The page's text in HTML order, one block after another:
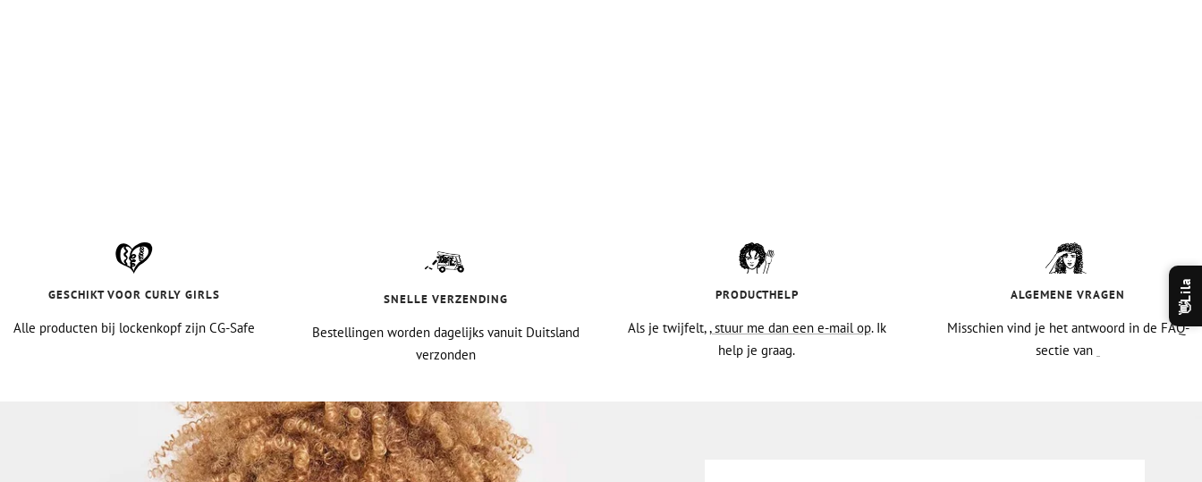
GESCHIKT VOOR CURLY GIRLS
Alle producten bij lockenkopf zijn CG-Safe
SNELLE VERZENDING
Bestellingen worden dagelijks vanuit Duitsland
verzonden
PRODUCTHELP
Als je twijfelt,, stuur me dan een e-mail op. Ik
help je graag.
ALGEMENE VRAGEN
Misschien vind je het antwoord in de FAQ-
sectie van
👋
Lila
Hey 💜 Lila hier.